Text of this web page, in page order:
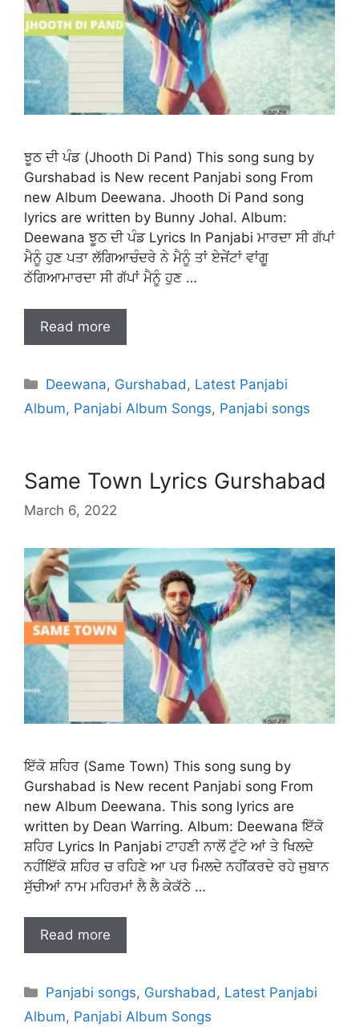
ਝੂਠ ਦੀ ਪੰਡ (Jhooth Di Pand) This song sung by
Gurshabad is New recent Panjabi song From
new Album Deewana. Jhooth Di Pand song
lyrics are written by Bunny Johal. Album:
Deewana ਝੂਠ ਦੀ ਪੰਡ Lyrics In Panjabi ਮਾਰਦਾ ਸੀ ਗੱਪਾਂ
ਮੈਨੂੰ ਹੁਣ ਪਤਾ ਲੱਗਿਆਚੰਦਰੇ ਨੇ ਮੈਨੂੰ ਤਾਂ ਏਜੇਂਟਾਂ ਵਾਂਗੂ
ਠੱਗਿਆਮਾਰਦਾ ਸੀ ਗੱਪਾਂ ਮੈਨੂੰ ਹੁਣ …
Read more
Categories
Deewana, Gurshabad , Latest Panjabi
Album, Panjabi Album Songs, Panjabi songs
Same Town Lyrics Gurshabad
March 6, 2022
ਇੱਕੋ ਸ਼ਹਿਰ (Same Town) This song sung by
Gurshabad is New recent Panjabi song From
new Album Deewana. This song lyrics are
written by Dean Warring. Album: Deewana ਇੱਕੋ
ਸ਼ਹਿਰ Lyrics In Panjabi ਟਾਹਣੀ ਨਾਲੋਂ ਟੁੱਟੇ ਆਂ ਤੇ ਖਿਲਦੇ
ਨਹੀਂਇੱਕੋ ਸ਼ਹਿਰ ਚ ਰਹਿਣੇ ਆ ਪਰ ਮਿਲਦੇ ਨਹੀਂਕਰਦੇ ਰਹੇ ਜੁਬਾਨ
ਸੁੱਚੀਆਂ ਨਾਮ ਮਹਿਰਮਾਂ ਲੈ ਲੈ ਕੇਕੱਠੇ …
Read more
Categories
Panjabi songs, Gurshabad, Latest Panjabi
Album, Panjabi Album Songs